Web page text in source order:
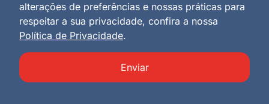
alterações de preferências e nossas práticas para
respeitar a sua privacidade, confira a nossa
Política de Privacidade.
Enviar